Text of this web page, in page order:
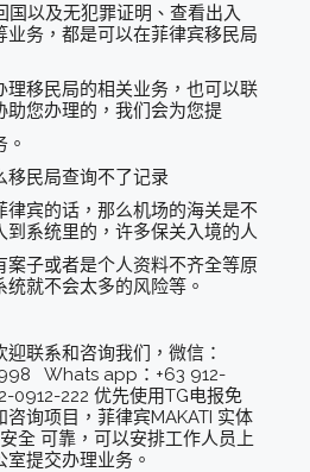
国以及无犯罪证明、查看出入
业务，都是可以在菲律宾移民局
理移民局的相关业务，也可以联
您办理的，我们会为您提
移民局查询不了记录
律宾的话，那么机场的海关是不
到系统里的，许多保关入境的人
案子或者是个人资料不齐全等原
就不会太多的风险等。
联系和咨询我们，微信：
Whats app：+63 912-
0912-222 优先使用TG电报免
询项目，菲律宾MAKATI 实体
全 可靠，可以安排工作人员上
提交办理业务。